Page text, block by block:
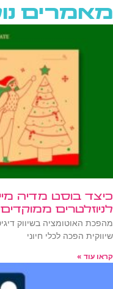
מאמרים
כיצד בוסט מדיה
לניוזלטרים ממוקדים
מהפכת האוטומציה בשיווק
שיווקית הפכה לכלי חיוני
קראו עוד »